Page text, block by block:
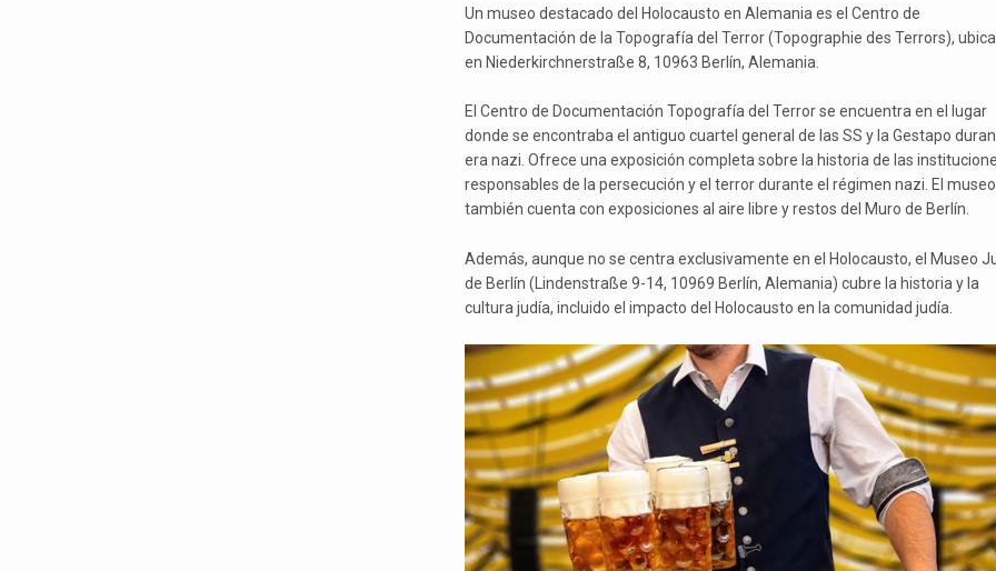
Un museo destacado del Holocausto en Alemania es el Centro de
Documentación de la Topografía del Terror (Topographie des Terrors),
en Niederkirchnerstraße 8, 10963 Berlín, Alemania.
El Centro de Documentación Topografía del Terror se encuentra en el lugar
donde se encontraba el antiguo cuartel general de las SS y la Gestapo
era nazi. Ofrece una exposición completa sobre la historia de las
responsables de la persecución y el terror durante el régimen nazi. El museo
también cuenta con exposiciones al aire libre y restos del Muro de Berlín.
Además, aunque no se centra exclusivamente en el Holocausto, el Museo
de Berlín (Lindenstraße 9-14, 10969 Berlín, Alemania) cubre la historia y la
cultura judía, incluido el impacto del Holocausto en la comunidad judía.